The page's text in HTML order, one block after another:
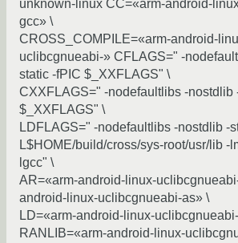
unknown-linux CC=«arm-android-
gcc» \
CROSS_COMPILE=«arm-android-
uclibcgnueabi-» CFLAGS=" -
static -fPIC $_XXFLAGS" \
CXXFLAGS=" -nodefaultlibs -nostdlib
$_XXFLAGS" \
LDFLAGS=" -nodefaultlibs -nostdlib -
L$HOME/build/cross/sys-root/usr/lib -
lgcc" \
AR=«arm-android-linux-
android-linux-uclibcgnueabi-as» \
LD=«arm-android-linux-
RANLIB=«arm-android-linux-